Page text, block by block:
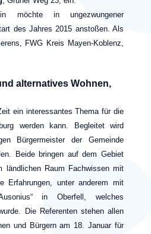
möchte in ungezwungener
des Jahres 2015 anstoßen. Als
FWG Kreis Mayen-Koblenz,
alternatives Wohnen,
ein interessantes Thema für die
werden kann. Begleitet wird
Bürgermeister der Gemeinde
Beide bringen auf dem Gebiet
ländlichen Raum Fachwissen mit
Erfahrungen, unter anderem mit
in Oberfell, welches
Die Referenten stehen allen
und Bürgern am 18. Januar für